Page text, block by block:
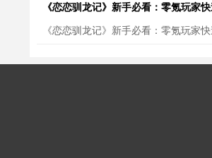
《恋恋驯龙记》新手必看：零氪玩家
《恋恋驯龙记》新手必看：零氪玩家